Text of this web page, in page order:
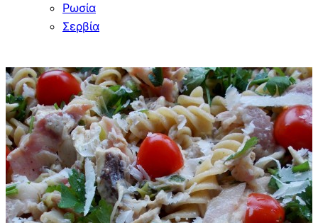
Ρωσία
Σερβία